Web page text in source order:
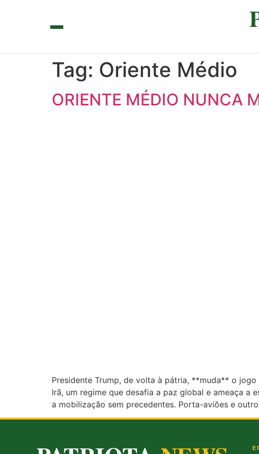
Tag: Oriente Médio
ORIENTE MÉDIO NUNCA
Presidente Trump, de volta à pátria, **muda** o
Irã, um regime que desafia a paz global e ameaça a
a mobilização sem precedentes. Porta-aviões e